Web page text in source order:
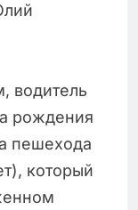
водитель
рождения
пешехода
который